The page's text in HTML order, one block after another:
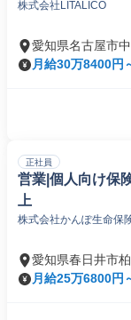
株式会社LITALICO
愛知県名古屋市
月給30万8400円
正社員
営業|個人向け保
上
株式会社かんぽ生命保
愛知県春日井市
月給25万6800円